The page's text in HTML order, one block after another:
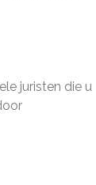
juristen die u